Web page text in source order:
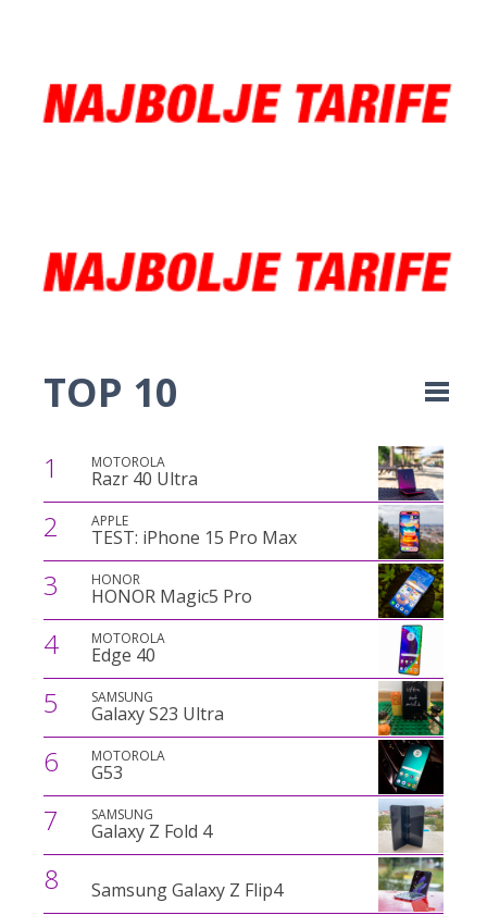
TOP 10
1 MOTOROLA
Razr 40 Ultra
2 APPLE
TEST: iPhone 15 Pro Max
3 HONOR
HONOR Magic5 Pro
4 MOTOROLA
Edge 40
5 SAMSUNG
Galaxy S23 Ultra
6 MOTOROLA
G53
7 SAMSUNG
Galaxy Z Fold 4
8 Samsung Galaxy Z Flip4